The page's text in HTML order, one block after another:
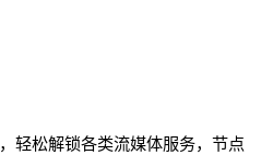
，轻松解锁各类流媒体服务，节点